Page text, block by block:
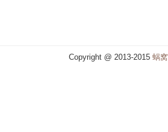
Copyright @ 2013-2015 蜗